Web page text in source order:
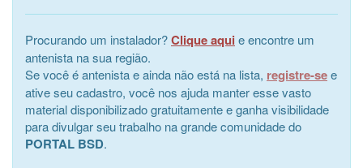
Procurando um instalador?Clique aqui e encontre um
antenista na sua região.
Se você é antenista e ainda não está na lista, registre-see
ative seu cadastro, você nos ajuda manter esse vasto
material disponibilizado gratuitamente e ganha visibilidade
para divulgar seu trabalho na grande comunidade do
PORTAL BSD.